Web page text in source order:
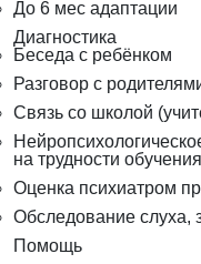
До 6 мес адаптации
Диагностика
Беседа с ребёнком
Разговор с
Связь со школой
на трудности обучения
Оценка психиатром
Обследование слуха,
Помощь